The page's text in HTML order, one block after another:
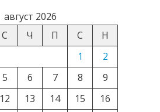
август 2026
С Ч П С
Н
1
2
5 6 7 8
9
12 13 14 15
16